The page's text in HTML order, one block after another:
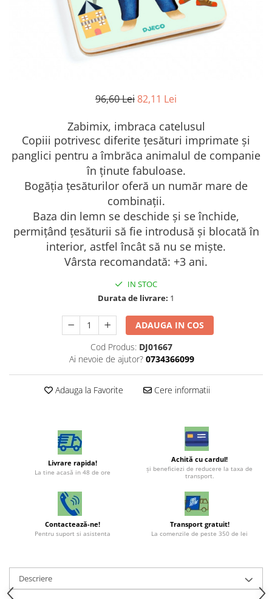
96,60 Lei82,11 Lei
Zabimix, imbraca catelusul
Copiii potrivesc diferite țesături imprimate și
panglici pentru a îmbrăca animalul de companie
în ținute fabuloase.
Bogăția țesăturilor oferă un număr mare de
combinații.
Baza din lemn se deschide și se închide,
permițând țesăturii să fie introdusă și blocată în
interior, astfel încât să nu se miște.
Vârsta recomandată: +3 ani.
IN STOC
Durata de livrare: 1
ADAUGA IN COS
Cod Produs: DJ01667
Ai nevoie de ajutor? 0734366099
Adauga la Favorite Cere informatii
Livrare rapida!
La tine acasă in 48 de ore
Achită cu cardul!
şi beneficiezi de reducere la taxa de
transport.
Contactează-ne!
Pentru suport si asistenta
Transport gratuit!
La comenzile de peste 350 de lei
Descriere